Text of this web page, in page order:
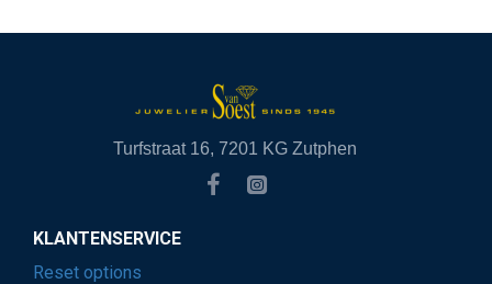
Turfstraat 16, 7201 KG Zutphen
KLANTENSERVICE
Reset options